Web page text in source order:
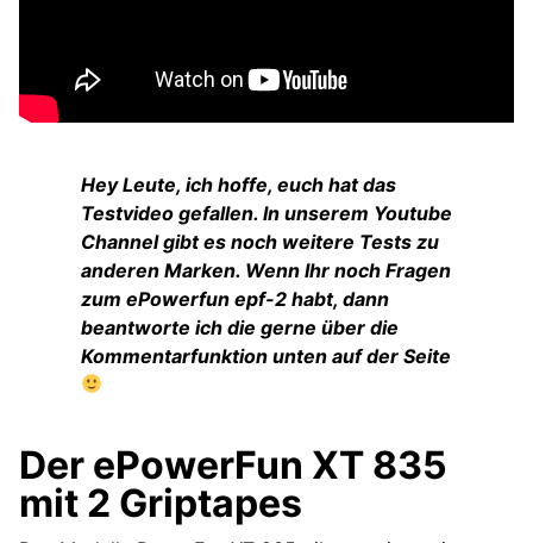
Hey Leute, ich hoffe, euch hat das
Testvideo gefallen. In unserem Youtube
Channel gibt es noch weitere Tests zu
anderen Marken. Wenn Ihr noch Fragen
zum ePowerfun epf-2 habt, dann
beantworte ich die gerne über die
Kommentarfunktion unten auf der Seite
Der ePowerFun XT 835
mit 2 Griptapes